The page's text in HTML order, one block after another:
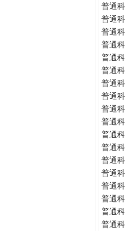
普通科
普通科
普通科
普通科
普通科
普通科
普通科
普通科
普通科
普通科
普通科
普通科
普通科
普通科
普通科
普通科
普通科
普通科